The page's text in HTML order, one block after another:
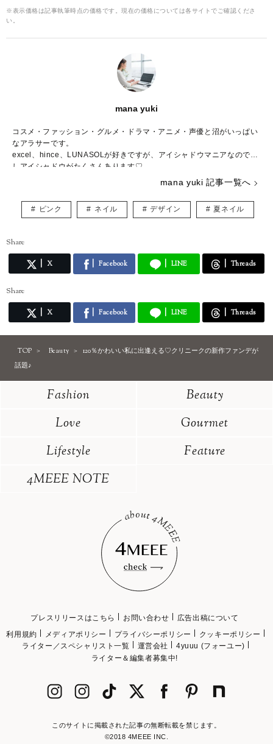
※表示価格は記事執筆時点の価格です。現在の価格については各サイトでご確認くださ
い。
mana yuki
コスメ・ファッション・グルメ・ドラマ・アニメ・声優と沼がいっぱい
なアラサーです。
excel、hince、LUNASOLが好きですが、アイシャドウマニアなので推
しアイシャドウがたくさんあります♡
コスメの写真を撮るのも大好きで、眺めて一日が終わってしまうことも
調理師免許、色彩検定3級、骨格診断アドバイザー検定3級、日本化粧品
検定2級、パーソナルカラリスト2級を持っていますが、上を目指してま
mana yuki 記事一覧へ
ピンク ネイル デザイン 夏ネイル
Share
X Facebook LINE Threads
Share
X Facebook LINE Threads
TOP Beauty
120％かわいい私に出逢える♡クリニークの新作ファンデが
話題♪
Fashion
Beauty
Love
Gourmet
Lifestyle
Feature
4MEEE NOTE
プレスリリースはこちら お問い合わせ
広告出稿について
利用規約
メディアポリシー プライバシーポリシー
クッキーポリシー
ライター／スペシャリスト一覧
運営会社
4yuuu (フォーユー)
ライター＆編集者募集中!
このサイトに掲載された記事の無断転載を禁じます。
©2018 4MEEE INC.